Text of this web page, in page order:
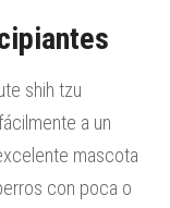
a un
mascota
con poca o